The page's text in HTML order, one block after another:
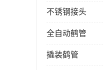
不锈钢接头
全自动鹤管
撬装鹤管